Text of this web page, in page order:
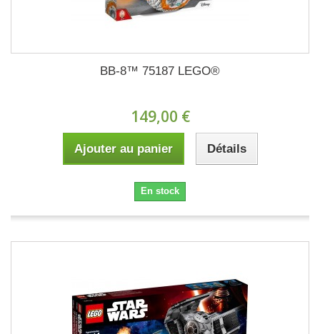
BB-8™ 75187 LEGO®
149,00 €
Ajouter au panier Détails
En stock